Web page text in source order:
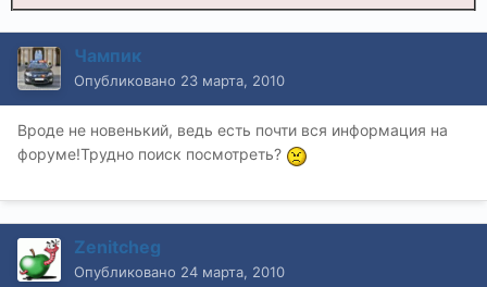
Чампик
Опубликовано 23 марта, 2010
Вроде не новенький, ведь есть почти вся информация на
форуме!Трудно поиск посмотреть?
Zenitcheg
Опубликовано 24 марта, 2010